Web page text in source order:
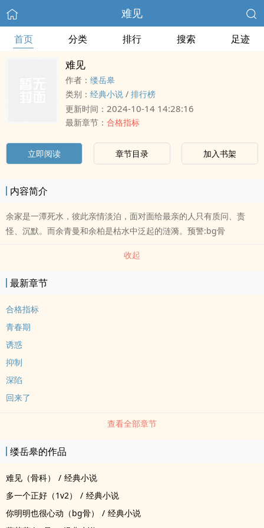
难见
首页 分类 排行 搜索 足迹
难见
作者： 缕岳皋
类别： 经典小说 / 排行榜
更新时间： 2024-10-14 14:28:16
最新章节： 合格指标
立即阅读 章节目录 加入书架
内容简介
余家是一潭死水，彼此亲情淡泊，面对面给最亲的人只有质问、责
怪、沉默。而余青曼和余柏是枯水中泛起的涟漪。预警:bg骨
收起
最新章节
合格指标
青春期
诱惑
抑制
深陷
回来了
查看全部章节
缕岳皋的作品
难见（骨科） / 经典小说
多一个正好（1v2）
/ 经典小说
你明明也很心动（bg骨）
/ 经典小说